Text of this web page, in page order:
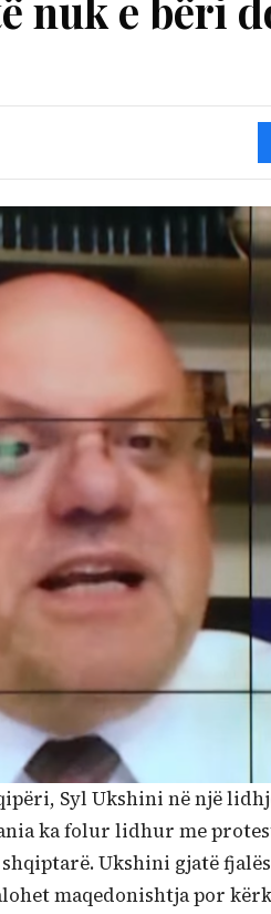
Syl Ukshini në një
ka folur lidhur me
Ukshini gjatë
maqedonishtja por